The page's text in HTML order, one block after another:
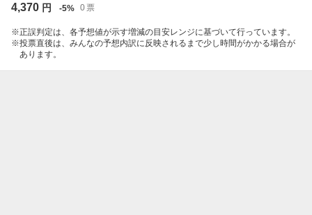
4,370 円 -5% 0 票
正誤判定は、各予想値が示す増減の目安レンジに基づいて行っています。
投票直後は、みんなの予想内訳に反映されるまで少し時間がかかる場合が
あります。